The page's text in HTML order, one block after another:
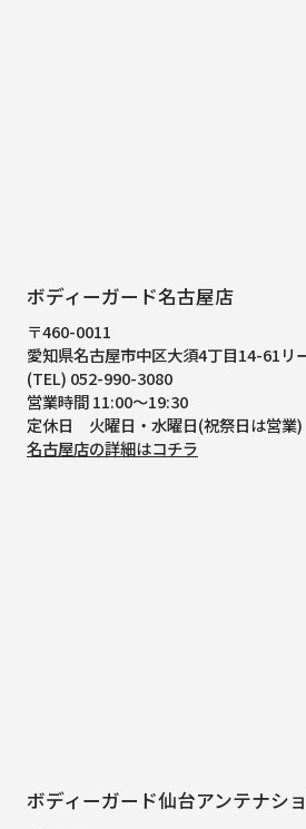
ボディーガード名古屋店
〒460-0011
愛知県名古屋市中区大須4丁目14-61リ
(TEL) 052-990-3080
営業時間 11:00～19:30
定休日 火曜日・水曜日(祝祭日は営業)
名古屋店の詳細はコチラ
ボディーガード仙台アンテナシ